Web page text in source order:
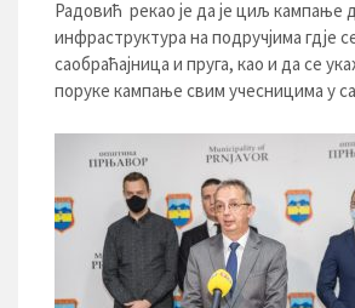
Радовић рекао је да је циљ кампање
инфраструктура на подручјима гдје
саобраћајница и пруга, као и да се
поруке кампање свим учесницима у